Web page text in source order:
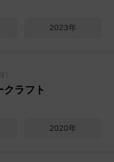
2023年
クラフト
2020年